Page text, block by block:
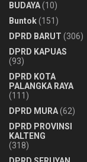
BUDAYA(10)
Buntok(151)
DPRD BARUT (306)
DPRD KAPUAS
(93)
DPRD KOTA
PALANGKA RAYA
(111)
DPRD MURA(62)
DPRD PROVINSI
KALTENG
(318)